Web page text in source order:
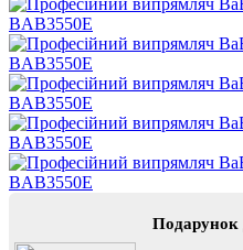
Подарунок